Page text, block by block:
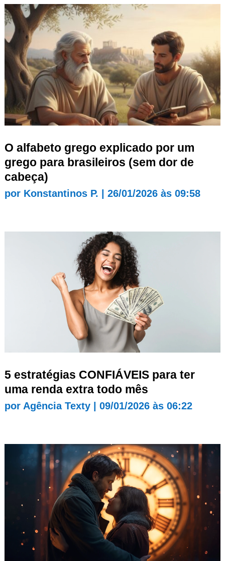
O alfabeto grego explicado por um
grego para brasileiros (sem dor de
cabeça)
por Konstantinos P. | 26/01/2026 às 09:58
5 estratégias CONFIÁVEIS para ter
uma renda extra todo mês
por Agência Texty| 09/01/2026 às 06:22